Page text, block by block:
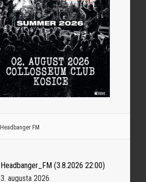
Headbanger FM
Headbanger_FM (3.8.2026 22:00)
3. augusta 2026